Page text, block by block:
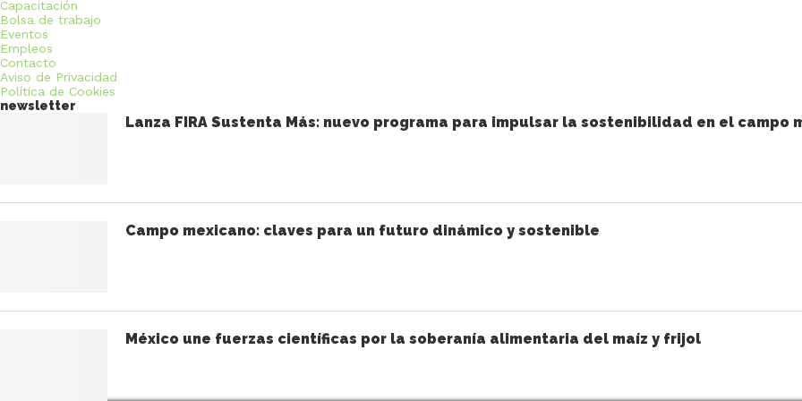
Capacitación
Bolsa de trabajo
Eventos
Empleos
Contacto
Aviso de Privacidad
Política de Cookies
newsletter
Lanza FIRA Sustenta Más: nuevo programa para impulsar la sostenibilidad en el campo
Campo mexicano: claves para un futuro dinámico y sostenible
México une fuerzas científicas por la soberanía alimentaria del maíz y frijol